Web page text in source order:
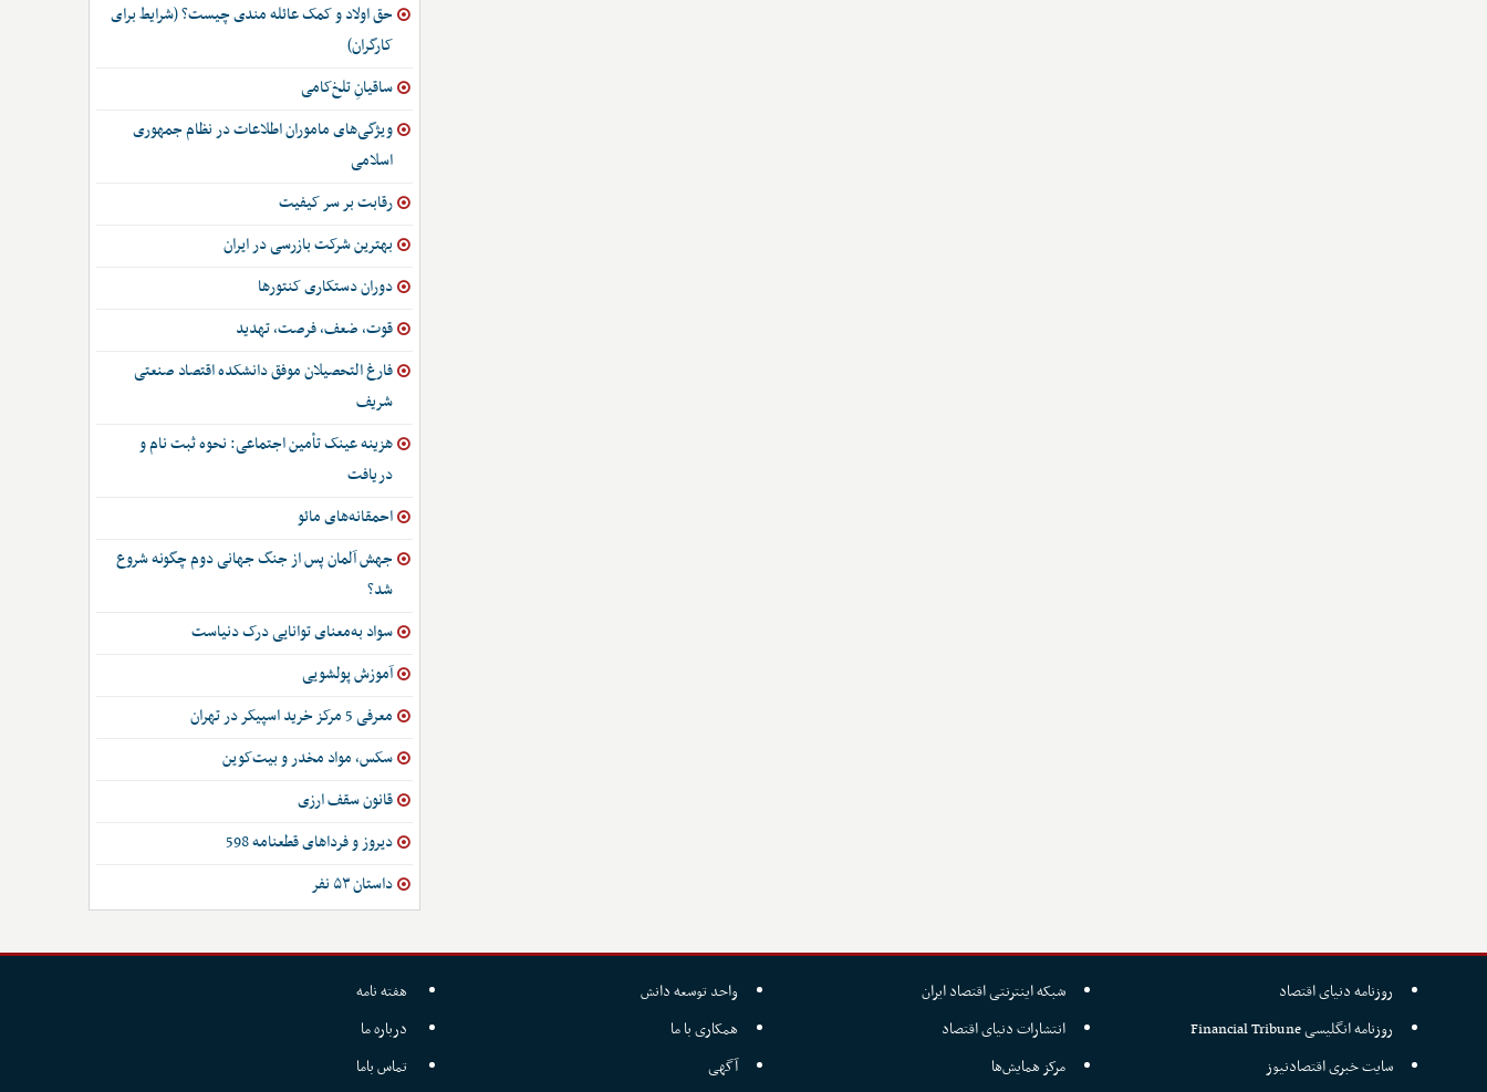
حق اولاد و کمک عائله مندی چیست؟ (شرایط برای
کارگران)
ساقیانِ تلخ‌کامی
ویژگی‌های ماموران اطلاعات در نظام جمهوری
اسلامی
رقابت بر سر کیفیت
بهترین شرکت بازرسی در ایران
دوران دستکاری کنتورها
قوت، ضعف، فرصت، تهدید
فارغ التحصیلان موفق دانشکده اقتصاد صنعتی
شریف
هزینه عینک تأمین اجتماعی: نحوه ثبت نام و
دریافت
احمقانه‌های مائو
جهش آلمان پس از جنگ جهانی دوم چگونه شروع
شد؟
سواد به‌معنای توانایی درک دنیاست
آموزش پولشویی
معرفی 5 مرکز خرید اسپیکر در تهران
سکس، مواد مخدر و بیت‌کوین
قانون سقف ارزی
دیروز و فرداهای قطعنامه 598
داستان ۵۳ نفر
روزنامه دنیای اقتصاد
روزنامه انگلیسی Financial Tribune
سایت خبری اقتصادنیوز
شبکه اینترنتی اقتصاد ایران
انتشارات دنیای اقتصاد
مرکز همایش‌ها
واحد توسعه دانش
همکاری با ما
آگهی
هفته نامه
درباره ما
تماس باما